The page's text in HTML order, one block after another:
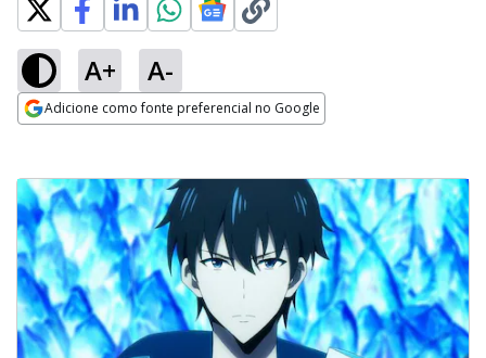
A+ A-
Adicione como fonte preferencial no Google